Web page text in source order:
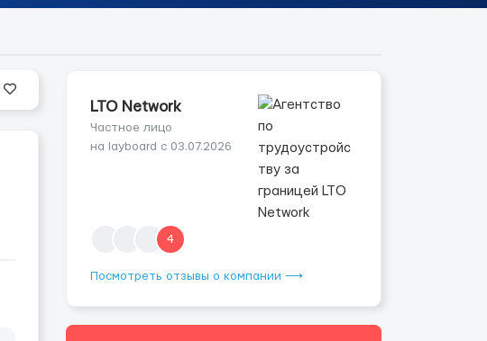
LTO Network
Частное лицо
на layboard с 03.07.2026
4
Посмотреть отзывы о компании ⟶